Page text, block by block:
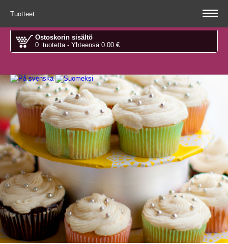
Tuotteet
Ostoskorin sisältö
0 tuotetta - Yhteensä 0.00 €